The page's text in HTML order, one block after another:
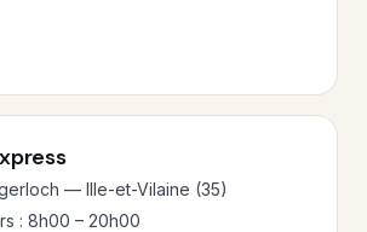
— Ille-et-Vilaine (35)
: 8h00 – 20h00